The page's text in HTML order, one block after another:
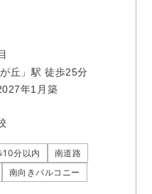
丘」駅 徒歩25分
年1月築
10分以内
南道路
南向きバルコニー